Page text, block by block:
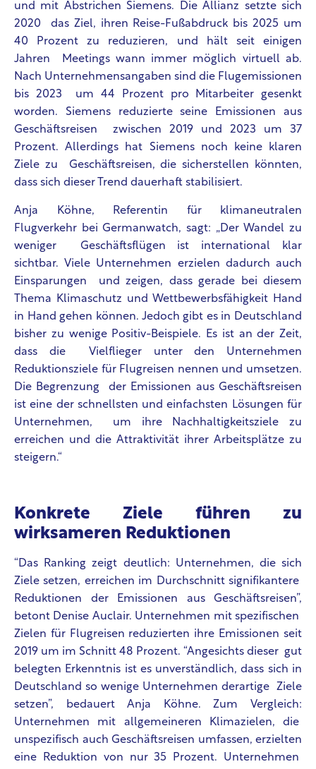
und mit Abstrichen Siemens. Die Allianz setzte sich
2020 das Ziel, ihren Reise-Fußabdruck bis 2025 um
40 Prozent zu reduzieren, und hält seit einigen
Jahren Meetings wann immer möglich virtuell ab.
Nach Unternehmensangaben sind die Flugemissionen
bis 2023 um 44 Prozent pro Mitarbeiter gesenkt
worden. Siemens reduzierte seine Emissionen aus
Geschäftsreisen zwischen 2019 und 2023 um 37
Prozent. Allerdings hat Siemens noch keine klaren
Ziele zu Geschäftsreisen, die sicherstellen könnten,
dass sich dieser Trend dauerhaft stabilisiert.
Anja Köhne, Referentin für klimaneutralen
Flugverkehr bei Germanwatch, sagt: „Der Wandel zu
weniger Geschäftsflügen ist international klar
sichtbar. Viele Unternehmen erzielen dadurch auch
Einsparungen und zeigen, dass gerade bei diesem
Thema Klimaschutz und Wettbewerbsfähigkeit Hand
in Hand gehen können. Jedoch gibt es in Deutschland
bisher zu wenige Positiv-Beispiele. Es ist an der Zeit,
dass die Vielflieger unter den Unternehmen
Reduktionsziele für Flugreisen nennen und umsetzen.
Die Begrenzung der Emissionen aus Geschäftsreisen
ist eine der schnellsten und einfachsten Lösungen für
Unternehmen, um ihre Nachhaltigkeitsziele zu
erreichen und die Attraktivität ihrer Arbeitsplätze zu
steigern.“
Konkrete Ziele führen zu
wirksameren Reduktionen
“Das Ranking zeigt deutlich: Unternehmen, die sich
Ziele setzen, erreichen im Durchschnitt signifikantere
Reduktionen der Emissionen aus Geschäftsreisen”,
betont Denise Auclair. Unternehmen mit spezifischen
Zielen für Flugreisen reduzierten ihre Emissionen seit
2019 um im Schnitt 48 Prozent. “Angesichts dieser gut
belegten Erkenntnis ist es unverständlich, dass sich in
Deutschland so wenige Unternehmen derartige Ziele
setzen”, bedauert Anja Köhne. Zum Vergleich:
Unternehmen mit allgemeineren Klimazielen, die
unspezifisch auch Geschäftsreisen umfassen, erzielten
eine Reduktion von nur 35 Prozent. Unternehmen